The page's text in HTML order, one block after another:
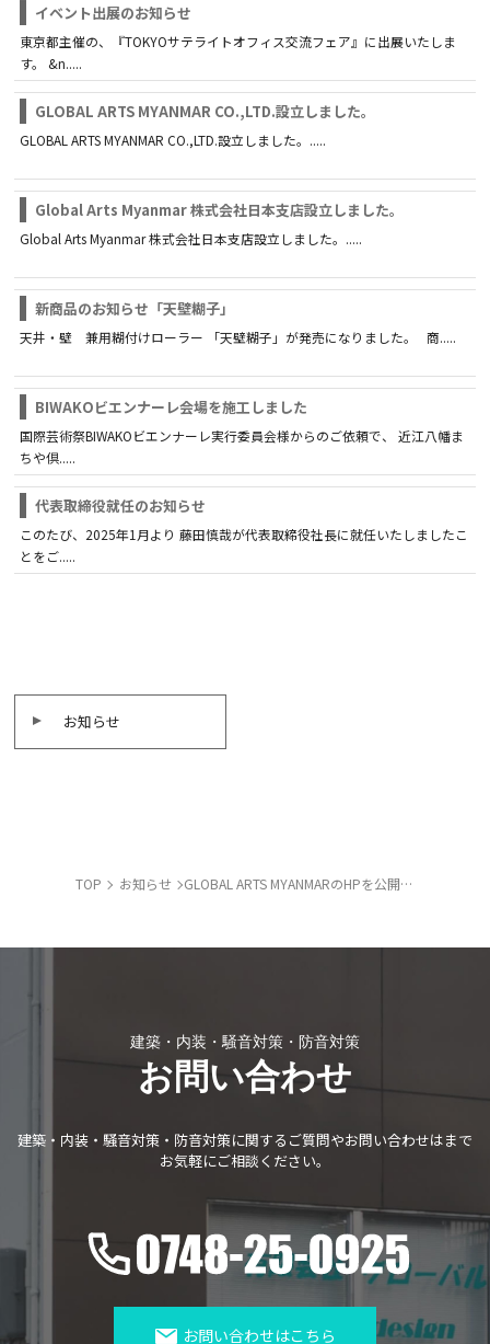
イベント出展のお知らせ
東京都主催の、『TOKYOサテライトオフィス交流フェア』に出展いたしま
す。 &n.....
GLOBAL ARTS MYANMAR CO.,LTD.設立しました。
GLOBAL ARTS MYANMAR CO.,LTD.設立しました。.....
Global Arts Myanmar 株式会社日本支店設立しました。
Global Arts Myanmar 株式会社日本支店設立しました。.....
新商品のお知らせ「天壁糊子」
天井・壁 兼用糊付けローラー 「天壁糊子」が発売になりました。 商.....
BIWAKOビエンナーレ会場を施工しました
国際芸術祭BIWAKOビエンナーレ実行委員会様からのご依頼で、 近江八幡ま
ちや倶.....
代表取締役就任のお知らせ
このたび、2025年1月より 藤田慎哉が代表取締役社長に就任いたしましたこ
とをご.....
お知らせ
TOP お知らせ GLOBAL ARTS MYANMARのHPを公開しました。
建築・内装・騒音対策・防音対策
お問い合わせ
建築・内装・騒音対策・防音対策に関する ご質問やお問い合わせはまで
お気軽にご相談ください。
お問い合わせはこちら